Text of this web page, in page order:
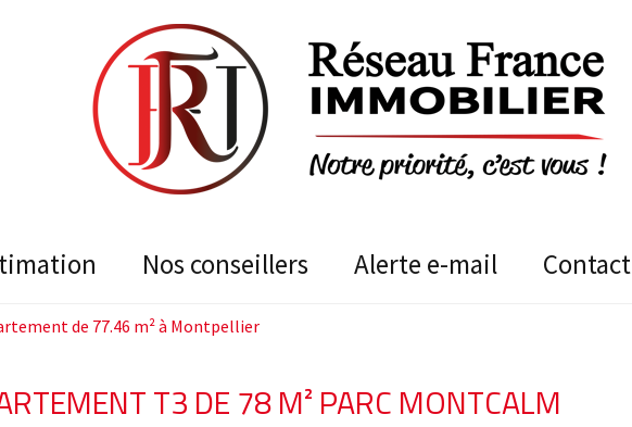
nos conseillers alerte e-mail contact
de 77.46 m² à Montpellier
T3 DE 78 M² PARC MONTCALM